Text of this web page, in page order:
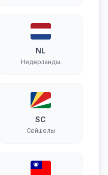
NL
Нидерланды
SC
Сейшелы